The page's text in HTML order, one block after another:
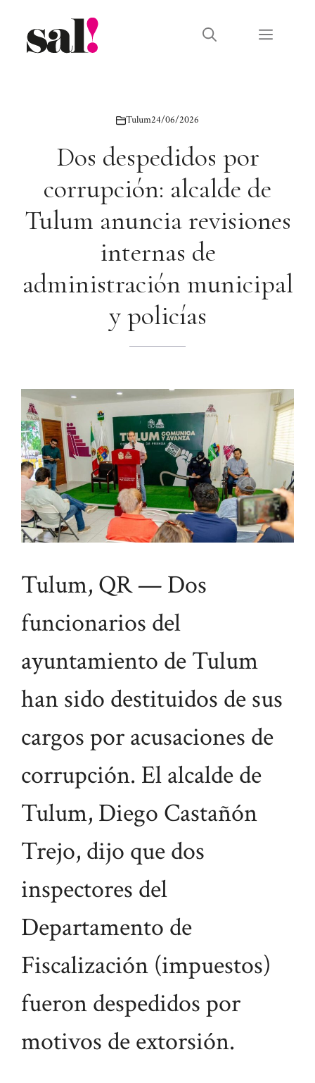
contenido
Menú
Tulum24/06/2026
Dos despedidos por
corrupción: alcalde de
Tulum anuncia revisiones
internas de
administración municipal
y policías
Tulum, QR — Dos
funcionarios del
ayuntamiento de Tulum
han sido destituidos de sus
cargos por acusaciones de
corrupción. El alcalde de
Tulum, Diego Castañón
Trejo, dijo que dos
inspectores del
Departamento de
Fiscalización (impuestos)
fueron despedidos por
motivos de extorsión.